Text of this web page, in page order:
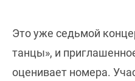
Это уже седьмой
танцы», и
оценивает номера.